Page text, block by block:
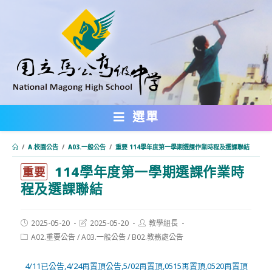
內
選單
/ A.校園公告 / A03.一般公告 / 重要 114學年度第一學期選課作業時程及選課聯結
重要
114學年度第一學期選課作業時
程及選課聯結
Post
published:
2025-05-20
Post
modified:
2025-05-20
Post
author:
教學組長
PostA02.重要公告/A03.一般公告/ B02.教務處公告
4/11已公告,4/24再置頂公告,5/02再置頂,0515再置頂,0520再置頂